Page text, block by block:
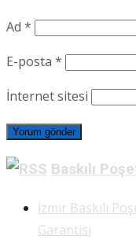
Ad *
E-posta *
İnternet sitesi
Baskılı
İzmir Baskılı
Garantisi